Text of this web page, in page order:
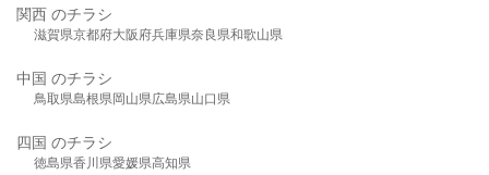
関西 のチラシ
滋賀県京都府大阪府兵庫県奈良県和歌山県
中国 のチラシ
鳥取県島根県岡山県広島県山口県
四国 のチラシ
徳島県香川県愛媛県高知県